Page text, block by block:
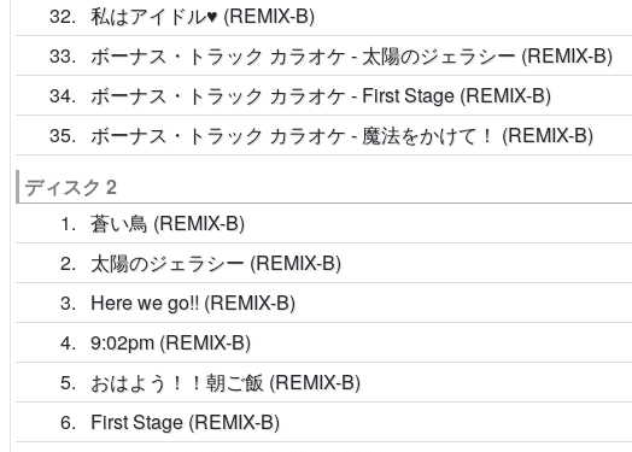
32
私はアイドル♥ (REMIX-B)
33
ボーナス・トラック カラオケ - 太陽のジェラシー (REMIX-B)
34
ボーナス・トラック カラオケ - First Stage (REMIX-B)
35
ボーナス・トラック カラオケ - 魔法をかけて！ (REMIX-B)
ディスク 2
1
蒼い鳥 (REMIX-B)
2
太陽のジェラシー (REMIX-B)
3
Here we go!! (REMIX-B)
4
9:02pm (REMIX-B)
5
おはよう！！朝ご飯 (REMIX-B)
6
First Stage (REMIX-B)